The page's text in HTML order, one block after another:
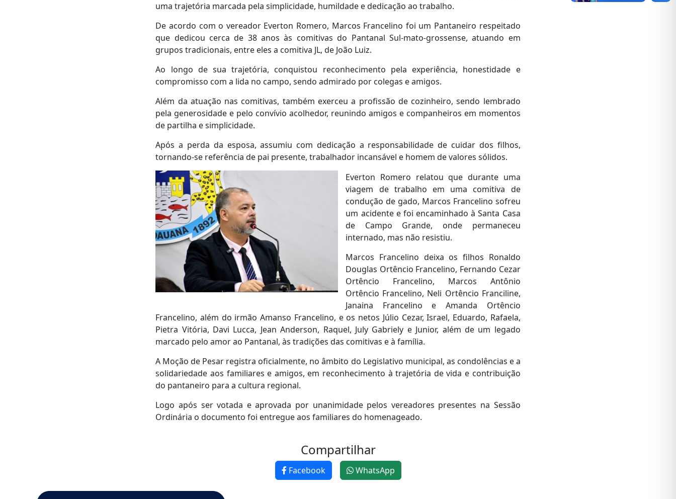
uma trajetória marcada pela simplicidade, humildade e dedicação ao trabalho.
De acordo com o vereador Everton Romero, Marcos Francelino foi um Pantaneiro respeitado
que dedicou cerca de 38 anos às comitivas do Pantanal Sul-mato-grossense, atuando em
grupos tradicionais, entre eles a comitiva JL, de João Luiz.
Ao longo de sua trajetória, conquistou reconhecimento pela experiência, honestidade e
compromisso com a lida no campo, sendo admirado por colegas e amigos.
Além da atuação nas comitivas, também exerceu a profissão de cozinheiro, sendo lembrado
pela generosidade e pelo convívio acolhedor, reunindo amigos e companheiros em momentos
de partilha e simplicidade.
Após a perda da esposa, assumiu com dedicação a responsabilidade de cuidar dos filhos,
tornando-se referência de pai presente, trabalhador incansável e homem de valores sólidos.
Everton Romero relatou que durante uma
viagem de trabalho em uma comitiva de
condução de gado, Marcos Francelino sofreu
um acidente e foi encaminhado à Santa Casa
de Campo Grande, onde permaneceu
internado, mas não resistiu.
Marcos Francelino deixa os filhos Ronaldo
Douglas Ortêncio Francelino, Fernando Cezar
Ortêncio Francelino, Marcos Antônio
Ortêncio Francelino, Neli Ortêncio Franciline,
Janaina Francelino e Amanda Ortêncio
Francelino, além do irmão Amanso Francelino, e os netos Júlio Cezar, Israel, Eduardo, Rafaela,
Pietra Vitória, Davi Lucca, Jean Anderson, Raquel, July Gabriely e Junior, além de um legado
marcado pelo amor ao Pantanal, às tradições das comitivas e à família.
A Moção de Pesar registra oficialmente, no âmbito do Legislativo municipal, as condolências e a
solidariedade aos familiares e amigos, em reconhecimento à trajetória de vida e contribuição
do pantaneiro para a cultura regional.
Logo após ser votada e aprovada por unanimidade pelos vereadores presentes na Sessão
Ordinária o documento foi entregue aos familiares do homenageado.
Compartilhar
Facebook WhatsApp